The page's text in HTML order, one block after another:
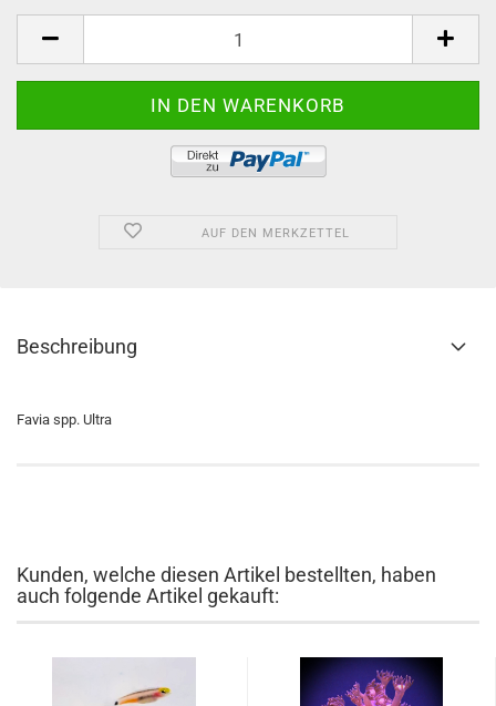
AUF DEN MERKZETTEL
Beschreibung
Favia spp. Ultra
Kunden, welche diesen Artikel bestellten, haben
auch folgende Artikel gekauft: